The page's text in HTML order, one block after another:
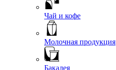
Чай и кофе
Молочная продукция
Бакалея